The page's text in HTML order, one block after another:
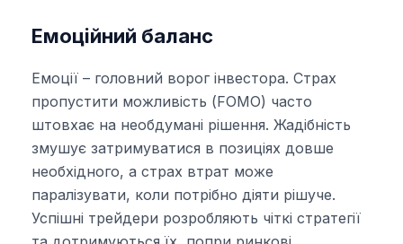
Емоційний баланс
Емоції – головний ворог інвестора. Страх
пропустити можливість (FOMO) часто
штовхає на необдумані рішення. Жадібність
змушує затримуватися в позиціях довше
необхідного, а страх втрат може
паралізувати, коли потрібно діяти рішуче.
Успішні трейдери розробляють чіткі стратегії